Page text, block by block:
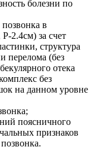
болезни по
в
2.4см) за счет
структура
перелома (без
отека
без
на данном уровне
поясничного
признаков